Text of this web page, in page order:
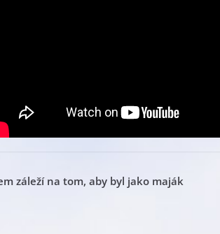
záleží na tom, aby byl jako maják